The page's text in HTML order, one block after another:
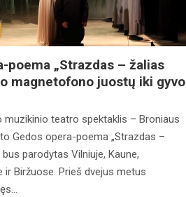
poema „Strazdas – žalias
magnetofono juostų iki gyvo
muzikinio teatro spektaklis – Broniaus
Gedos opera-poema „Strazdas –
parodytas Vilniuje, Kaune,
ir Biržuose. Prieš dvejus metus